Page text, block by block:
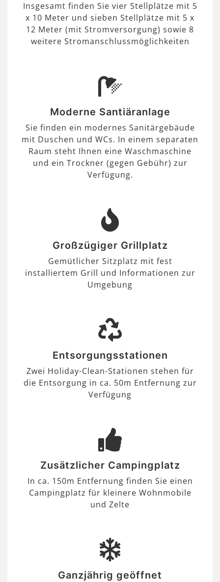
Insgesamt finden Sie vier Stellplätze mit 5
x 10 Meter und sieben Stellplätze mit 5 x
12 Meter (mit Stromversorgung) sowie 8
weitere Stromanschlussmöglichkeiten
Moderne Santiäranlage
Sie finden ein modernes Sanitärgebäude
mit Duschen und WCs. In einem separaten
Raum steht Ihnen eine Waschmaschine
und ein Trockner (gegen Gebühr) zur
Verfügung.
Großzügiger Grillplatz
Gemütlicher Sitzplatz mit fest
installiertem Grill und Informationen zur
Umgebung
Entsorgungsstationen
Zwei Holiday-Clean-Stationen stehen für
die Entsorgung in ca. 50m Entfernung zur
Verfügung
Zusätzlicher Campingplatz
In ca. 150m Entfernung finden Sie einen
Campingplatz für kleinere Wohnmobile
und Zelte
Ganzjährig geöffnet